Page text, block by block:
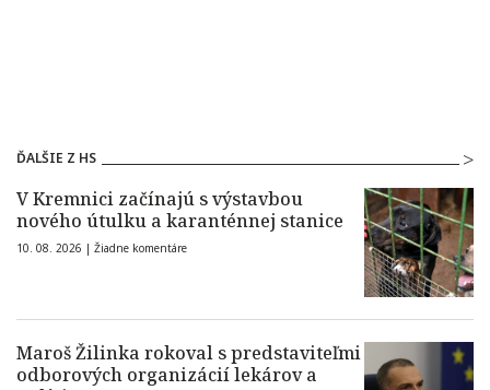
ĎALŠIE Z HS
V Kremnici začínajú s výstavbou
nového útulku a karanténnej stanice
10. 08. 2026 | Žiadne komentáre
Maroš Žilinka rokoval s predstaviteľmi
odborových organizácií lekárov a